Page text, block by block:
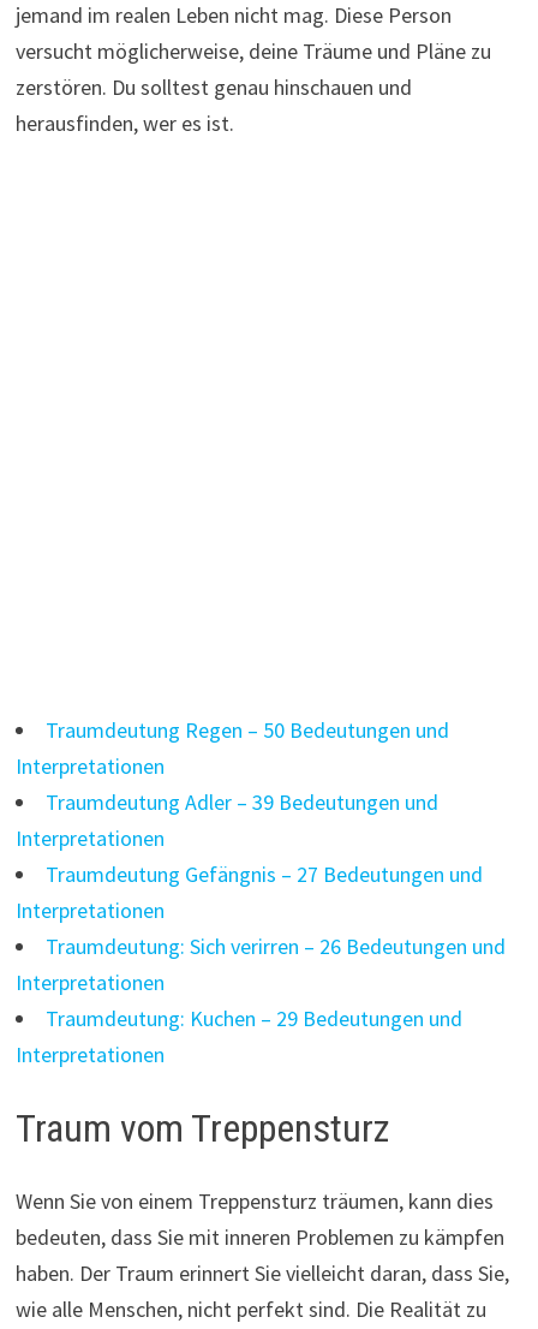
jemand im realen Leben nicht mag. Diese Person
versucht möglicherweise, deine Träume und Pläne zu
zerstören. Du solltest genau hinschauen und
herausfinden, wer es ist.
Traumdeutung Regen – 50 Bedeutungen und
Interpretationen
Traumdeutung Adler – 39 Bedeutungen und
Interpretationen
Traumdeutung Gefängnis – 27 Bedeutungen und
Interpretationen
Traumdeutung: Sich verirren – 26 Bedeutungen und
Interpretationen
Traumdeutung: Kuchen – 29 Bedeutungen und
Interpretationen
Traum vom Treppensturz
Wenn Sie von einem Treppensturz träumen, kann dies
bedeuten, dass Sie mit inneren Problemen zu kämpfen
haben. Der Traum erinnert Sie vielleicht daran, dass Sie,
wie alle Menschen, nicht perfekt sind. Die Realität zu